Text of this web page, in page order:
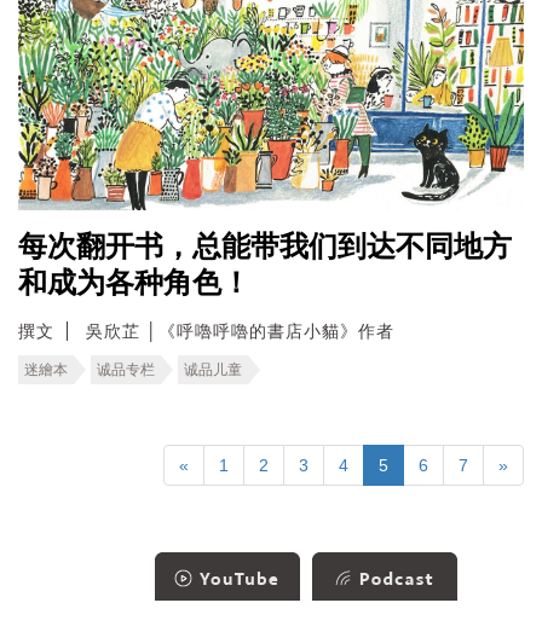
每次翻开书，总能带我们到达不同地方
和成为各种角色！
撰文 吳欣芷 │《呼嚕呼嚕的書店小貓》作者
迷繪本 诚品专栏 诚品儿童
« 1 2 3 4 5 6 7 »